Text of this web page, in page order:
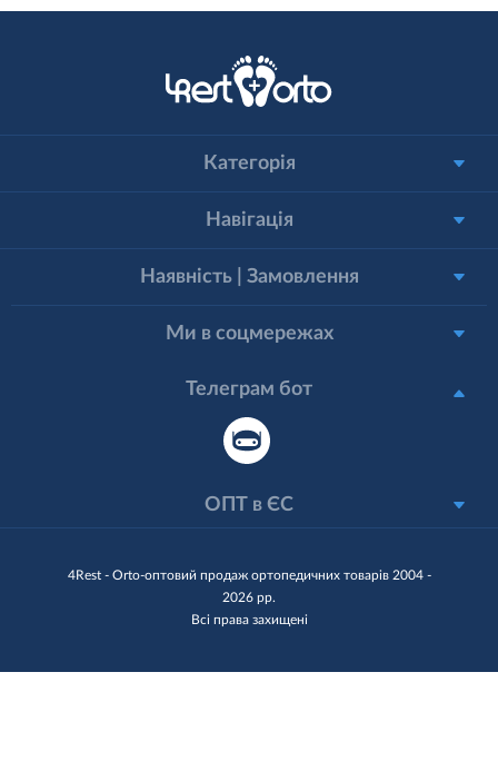
4Rest - Orto-оптовий продаж ортопедичних товарів 2004 -
2026 рр.
Всі права захищені
Категорія
Навігація
Наявність | Замовлення
Ми в соцмережах
Телеграм бот
ОПТ в ЄС